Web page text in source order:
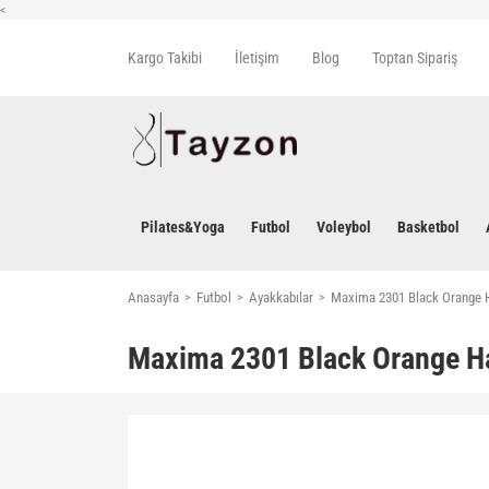
<
Kargo Takibi İletişim Blog Toptan Sipariş
Pilates&Yoga Futbol Voleybol Basketbol
Anasayfa Futbol Ayakkabılar Maxima 2301 Black Orange
Maxima 2301 Black Orange